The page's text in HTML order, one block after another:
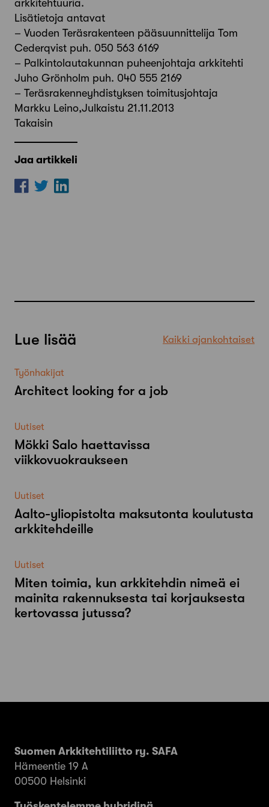
arkkitehtuuria.
Lisätietoja antavat
– Vuoden Teräsrakenteen pääsuunnittelija Tom
Cederqvist puh. 050 563 6169
– Palkintolautakunnan puheenjohtaja arkkitehti
Juho Grönholm puh. 040 555 2169
– Teräsrakenneyhdistyksen toimitusjohtaja
Markku Leino,Julkaistu 21.11.2013
Takaisin
Jaa artikkeli
Lue lisää Kaikki ajankohtaiset
Työnhakijat
Architect looking for a job
Uutiset
Mökki Salo haettavissa
viikkovuokraukseen
Uutiset
Aalto-​yliopistolta maksutonta koulutusta
arkkitehdeille
Uutiset
Miten toimia, kun arkkitehdin nimeä ei
mainita rakennuksesta tai korjauksesta
kertovassa jutussa?
Suomen Arkkitehtiliitto ry. SAFA
Hämeentie 19 A
00500 Helsinki